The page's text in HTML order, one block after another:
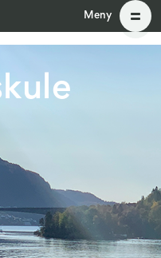
Meny
Meny